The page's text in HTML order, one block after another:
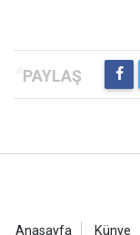
Anasayfa Künye